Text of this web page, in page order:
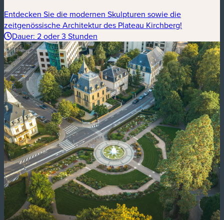
Entdecken Sie die modernen Skulpturen sowie die
zeitgenössische Architektur des Plateau Kirchberg!
Dauer: 2 oder 3 Stunden